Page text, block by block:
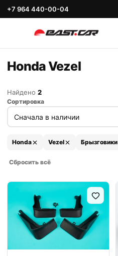
+7 964 440-00-04
Honda Vezel
Найдено 2
Сортировка
Honda Vezel Брызговики
Сбросить всё